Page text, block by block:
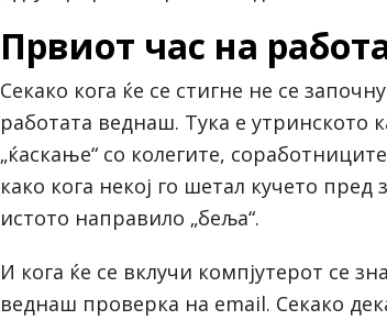
Првиот час на
Секако кога ќе се стигне не се
работата веднаш. Тука е утринското
„ќаскање“ со колегите,
како кога некој го шетал кучето пред
истото направило „беља“.
И кога ќе се вклучи компјутерот се
веднаш проверка на email. Секако